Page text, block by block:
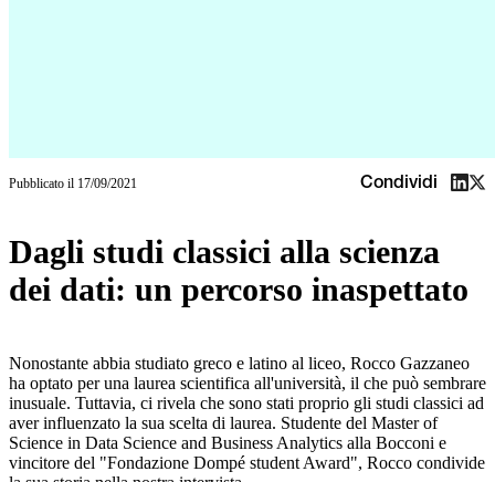
Pubblicato il 17/09/2021 Condividi
Dagli studi classici alla scienza
dei dati: un percorso inaspettato
Nonostante abbia studiato greco e latino al liceo, Rocco Gazzaneo
ha optato per una laurea scientifica all'università, il che può sembrare
inusuale. Tuttavia, ci rivela che sono stati proprio gli studi classici ad
aver influenzato la sua scelta di laurea. Studente del Master of
Science in Data Science and Business Analytics alla Bocconi e
vincitore del "Fondazione Dompé student Award", Rocco condivide